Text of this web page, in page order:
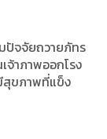
ปัจจัยถวายภัทร
จ้าภาพออกโรง
สุขภาพที่แข็ง